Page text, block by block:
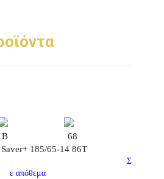
B
68
185/65-14 86T
Σ
ε απόθεμα